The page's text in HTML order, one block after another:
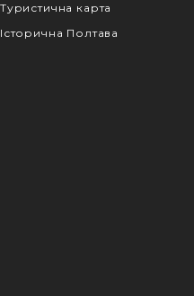
Туристична карта
Історична Полтава